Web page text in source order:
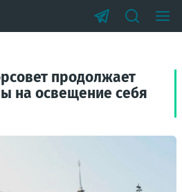
продолжает
на освещение себя